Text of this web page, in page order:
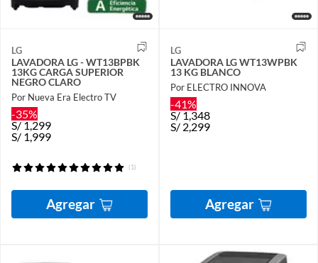
LG
LAVADORA LG - WT13BPBK
13KG CARGA SUPERIOR
NEGRO CLARO
Por Nueva Era Electro TV
-35%
S/ 1,299
S/ 1,999
(1)
Agregar
LG
LAVADORA LG WT13WPBK
13 KG BLANCO
Por ELECTRO INNOVA
-41%
S/ 1,348
S/ 2,299
Agregar